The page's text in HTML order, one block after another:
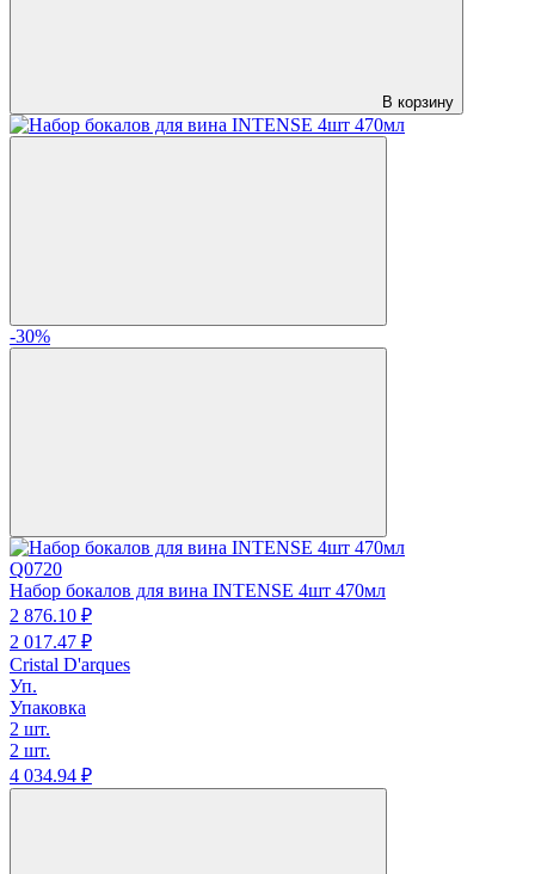
В корзину
-30%
Q0720
Набор бокалов для вина INTENSE 4шт 470мл
2 876.10 ₽
2 017.47 ₽
Cristal D'arques
Уп.
Упаковка
2 шт.
2 шт.
4 034.94 ₽